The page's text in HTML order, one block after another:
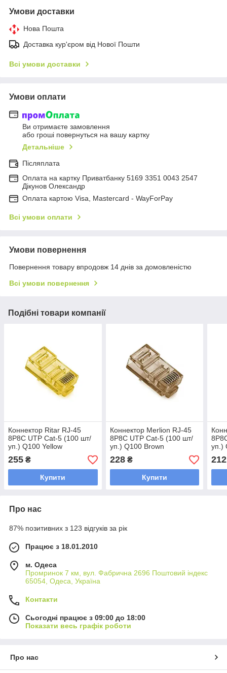
Умови доставки
Нова Пошта
Доставка кур'єром від Нової Пошти
Всі умови доставки
Умови оплати
Ви отримаєте замовлення
або гроші повернуться на вашу картку
Детальніше
Післяплата
Оплата на картку Приватбанку 5169 3351 0043 2547
Дікунов Олександр
Оплата картою Visa, Mastercard - WayForPay
Всі умови оплати
Умови повернення
Повернення товару впродовж 14 днів за домовленістю
Всі умови повернення
Подібні товари компанії
Коннектор Ritar RJ-45
8P8C UTP Cat-5 (100 шт/
уп.) Q100 Yellow
255 ₴
Купити
Коннектор Merlion RJ-45
8P8C UTP Cat-5 (100 шт/
уп.) Q100 Brown
228₴
Купити
уп.)
212
Про нас
87% позитивних з 123 відгуків за рік
Працює з 18.01.2010
м. Одеса
Промринок 7 км, вул. Фабрична 2696 Поштовий індекс
65054, Одеса, Україна
Контакти
Сьогодні працює з 09:00 до 18:00
Показати весь графік роботи
Про нас